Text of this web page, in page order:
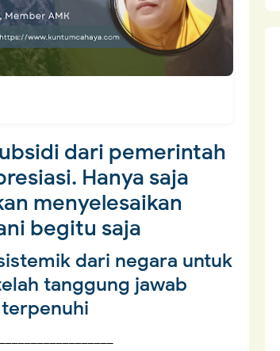
dari pemerintah
Hanya saja
menyelesaikan
begitu saja
dari negara untuk
tanggung jawab